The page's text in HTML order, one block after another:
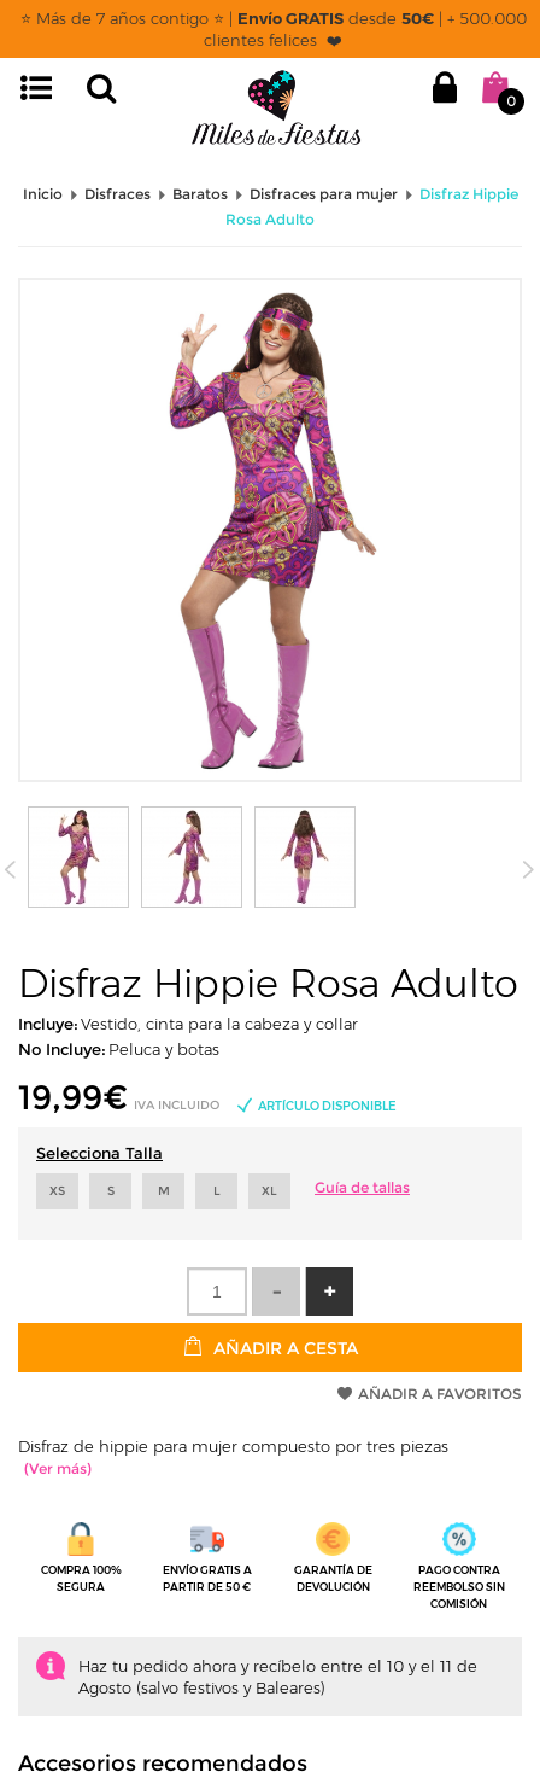
⭐ Más de 7 años contigo ⭐ | Envío GRATISdesde 50€| + 500.000
clientes felices ❤️
0
Inicio Disfraces Baratos Disfraces para mujer
Disfraz Hippie
Rosa Adulto
Disfraz Hippie Rosa Adulto
Incluye:Vestido, cinta para la cabeza y collar
No Incluye: Peluca y botas
19,99€ IVA INCLUIDO ARTÍCULO DISPONIBLE
Selecciona Talla
XS S M L XL Guía de tallas
AÑADIR A CESTA
AÑADIR A FAVORITOS
Disfraz de hippie para mujer compuesto por tres piezas
COMPRA 100%
SEGURA
ENVÍO GRATIS A
PARTIR DE 50 €
GARANTÍA DE
DEVOLUCIÓN
PAGO CONTRA
REEMBOLSO SIN
COMISIÓN
Haz tu pedido ahora y recíbelo entre el 10 y el 11 de
Agosto (salvo festivos y Baleares)
Accesorios recomendados